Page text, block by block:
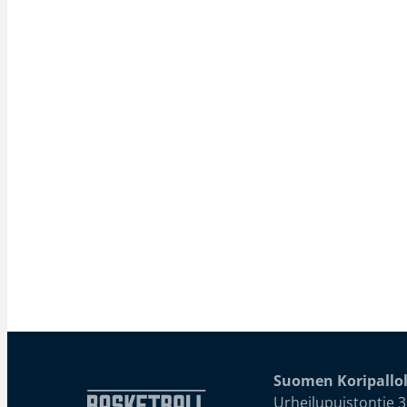
Suomen
Urheilupuistontie 3